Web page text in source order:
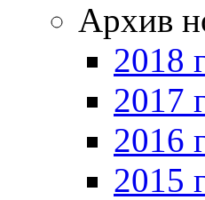
Архив
2018
2017
2016
2015